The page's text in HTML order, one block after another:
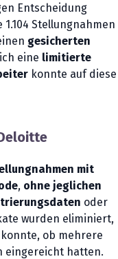
Entscheidung
Stellungnahmen
gesicherten
eine limitierte
konnte auf diese
mit
, ohne jeglichen
oder
wurden eliminiert,
ob mehrere
eingereicht hatten.